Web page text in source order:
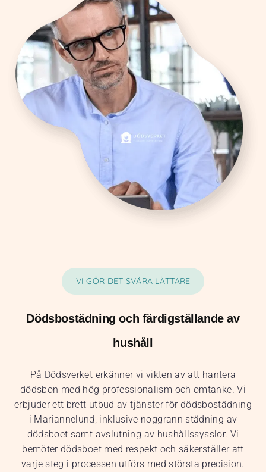
VI GÖR DET SVÅRA LÄTTARE
Dödsbostädning och färdigställande av
hushåll
På Dödsverket erkänner vi vikten av att hantera
dödsbon med hög professionalism och omtanke. Vi
erbjuder ett brett utbud av tjänster för dödsbostädning
i Mariannelund, inklusive noggrann städning av
dödsboet samt avslutning av hushållssysslor. Vi
bemöter dödsboet med respekt och säkerställer att
varje steg i processen utförs med största precision.